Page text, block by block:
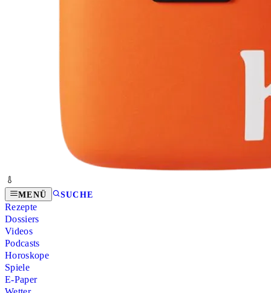
MENÜ SUCHE
Rezepte
Dossiers
Videos
Podcasts
Horoskope
Spiele
E-Paper